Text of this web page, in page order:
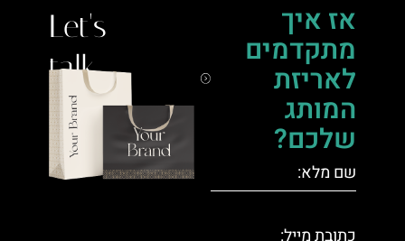
אז איך
מתקדמים
לאריזת
המותג
שלכם?
Let's
talk.